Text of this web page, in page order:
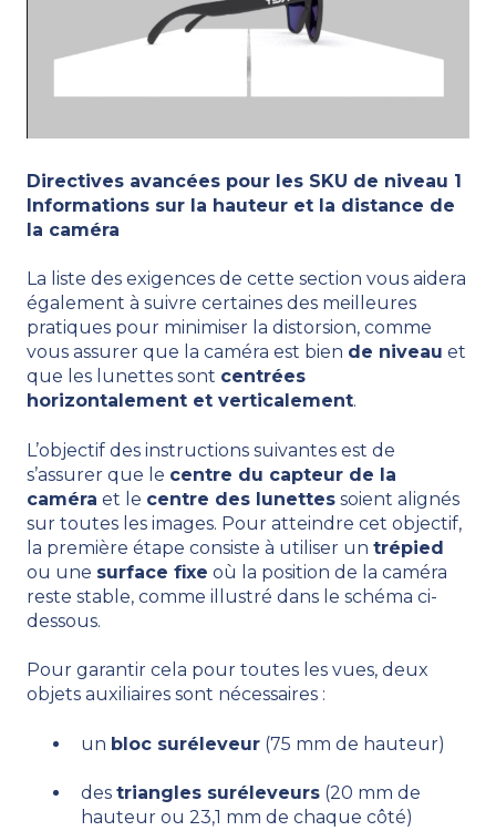
Directives avancées pour les SKU de niveau 1
Informations sur la hauteur et la distance de
la caméra
La liste des exigences de cette section vous aidera
également à suivre certaines des meilleures
pratiques pour minimiser la distorsion, comme
vous assurer que la caméra est bien de niveau et
que les lunettes sont centrées
horizontalement et verticalement.
L’objectif des instructions suivantes est de
s’assurer que le centre du capteur de la
caméra et le centre des lunettes soient alignés
sur toutes les images. Pour atteindre cet objectif,
la première étape consiste à utiliser un trépied
ou une surface fixe où la position de la caméra
reste stable, comme illustré dans le schéma ci-
dessous.
Pour garantir cela pour toutes les vues, deux
objets auxiliaires sont nécessaires :
un bloc suréleveur (75 mm de hauteur)
des triangles suréleveurs (20 mm de
hauteur ou 23,1 mm de chaque côté)